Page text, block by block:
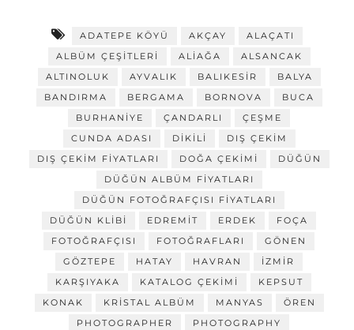
ADATEPE KÖYÜ AKÇAY
ALAÇATI
ALBÜM ÇEŞITLERI
ALIAĞA
ALSANCAK
ALTINOLUK
AYVALIK BALIKESIR
BALYA
BANDIRMA
BERGAMA BORNOVA
BUCA
BURHANIYE
ÇANDARLI
ÇEŞME
CUNDA ADASI
DIKILI
DIŞ ÇEKIM
DIŞ ÇEKIM FIYATLARI
DOĞA ÇEKIMI
DÜĞÜN
DÜĞÜN ALBÜM FIYATLARI
DÜĞÜN FOTOĞRAFÇISI FIYATLARI
DÜĞÜN KLIBI
EDREMIT ERDEK
FOÇA
FOTOĞRAFÇISI
FOTOĞRAFLARI
GÖNEN
GÖZTEPE
HATAY HAVRAN
IZMIR
KARŞIYAKA
KATALOG ÇEKIMI
KEPSUT
KONAK
KRISTAL ALBÜM MANYAS
ÖREN
PHOTOGRAPHER
PHOTOGRAPHY